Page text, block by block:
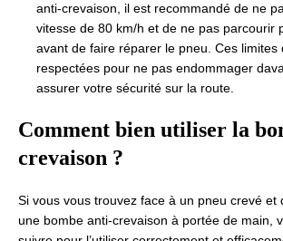
anti-crevaison, il est recommandé de ne
vitesse de 80 km/h et de ne pas parcourir
avant de faire réparer le pneu. Ces limites
respectées pour ne pas endommager
assurer votre sécurité sur la route.
Comment bien utiliser la
crevaison ?
Si vous vous trouvez face à un pneu crevé et
une bombe anti-crevaison à portée de main,